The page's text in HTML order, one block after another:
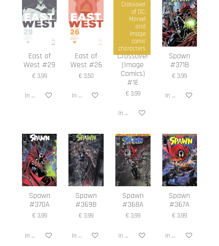
East of
West #29
€ 3,99
In winkelwagen
East of
West #26
€ 3,50
In winkelwagen
Crossover
of DC,
Marvel
and
Image
comic
characters
Crossover
(Image
Comics)
#1E
€ 3,99
In winkelwagen
Spawn
#371B
€ 3,99
In winkelwagen
Spawn
#370A
€ 3,99
In winkelwagen
Spawn
#369B
€ 3,99
In winkelwagen
Spawn
#368A
€ 3,99
In winkelwagen
Spawn
#367A
€ 3,99
In winkelwagen